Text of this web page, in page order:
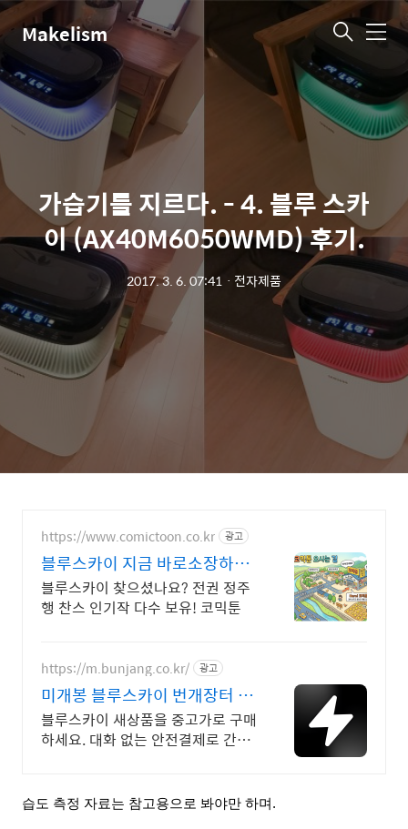
Makelism 메
가습기를 지르다. - 4. 블루 스카
이 (AX40M6050WMD) 후기.
2017. 3. 6. 07:41 ㆍ 전자제품
https://www.comictoon.co.kr 광고
블루스카이 지금 바로소장하기
놓치면 품절 판타지 전권세트
블루스카이 찾으셨나요? 전권 정주
행 찬스 인기작 다수 보유! 코믹툰
https://m.bunjang.co.kr/ 광고
미개봉 블루스카이 번개장터 국
내 최대 브랜드 중고거래
블루스카이 새상품을 중고가로 구매
하세요. 대화 없는 안전결제로 간편
신규 상품 업로드
습도 측정 자료는 참고용으로 봐야만 하며 .